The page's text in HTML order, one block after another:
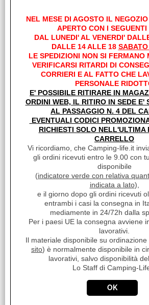
Fineserie e
Convenzioni
La nostra Officina
Veicoli Pronta
Lavora Con Noi
22.07.2026 LAZ
21.07.2026
21.07.2026
21.07.2026
21.07.2026
21.07.2026
Ottimo tutto ok super imballo grazie mille...
21.07.2026
Order delivered on time with no issues
21.07.2026 FER
Ordinato domenica e martedì
20.07.2026
Order delivered on time with no issues
20.07.2026
20.07.2026
Order delivered on time with no issues
20.07.2026
Order delivered on time with no issues
Order delivered on time with no issues
NEL MESE DI AGOSTO IL
APERTO CON I SEGUENTI
DAL LUNEDI' AL VENERDI'
DALLE 14 ALLE 18
LE SPEDIZIONI NON SI FERMANO
VERIFICARSI RITARDI DI
CORRIERI E AL FATTO CHE
PERSONALE
E' POSSIBILE RITIRARE IN
ORDINI WEB, IL RITIRO IN SEDE E'
AL PASSAGGIO N. 4 DEL
EVENTUALI CODICI
RICHIESTI SOLO NELL'ULTIMA
CARRELLO
Vi ricordiamo, che Camping-life.it
gli ordini ricevuti entro le 9.00 con
disponibile
(indicatore verde con relativa
indicata a lato),
e il giorno dopo gli ordini ricevuti
entrambi i casi la consegna in
mediamente in 24/72h dalla
Per i paesi UE la consegna avviene
lavorativi.
Il materiale disponibile su ordinazione
sito) è normalmente disponibile in
lavorativi, salvo disponibilità
Lo Staff di Camping-